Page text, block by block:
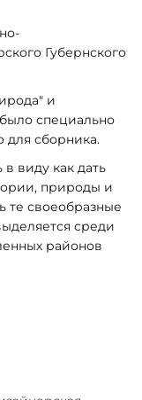
Губернского
и
специально
для сборника.
виду как дать
природы и
те своеобразные
среди
районов